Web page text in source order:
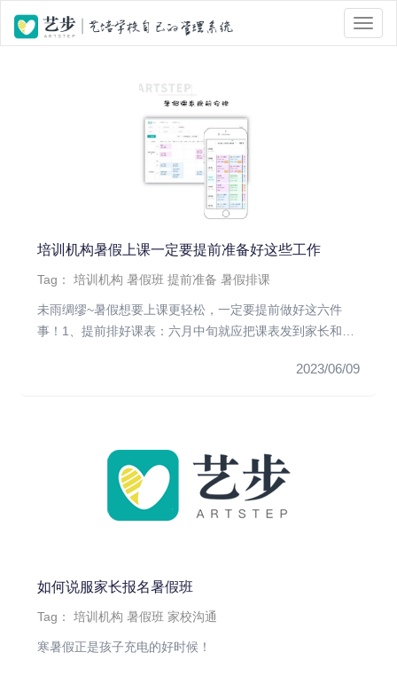
位置 : 首页 > Tag 标签页面 > 暑假班
培训机构暑假上课一定要提前准备好这些工作
Tag：培训机构 暑假班 提前准备 暑假排课
未雨绸缪~暑假想要上课更轻松，一定要提前做好这六件
事！1、提前排好课表：六月中旬就应把课表发到家长和孩
2023/06/09
如何说服家长报名暑假班
Tag：培训机构 暑假班 家校沟通
寒暑假正是孩子充电的好时候！